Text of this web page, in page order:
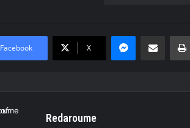
Facebook X
MessengerΚοινοποίηση μέσω
Redaroume